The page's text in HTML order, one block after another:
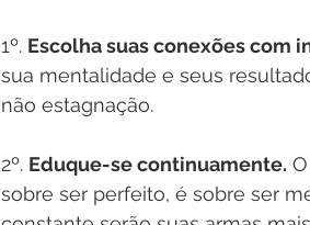
1º. Escolha suas conexões com
sua mentalidade e seus
não estagnação.
2º. Eduque-se continuamente.
sobre ser perfeito, é sobre ser